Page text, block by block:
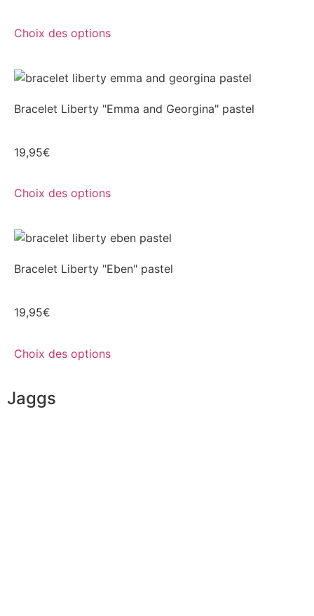
Choix des options
Bracelet Liberty "Emma and Georgina" pastel
19,95€
Choix des options
Bracelet Liberty "Eben" pastel
19,95€
Choix des options
Jaggs